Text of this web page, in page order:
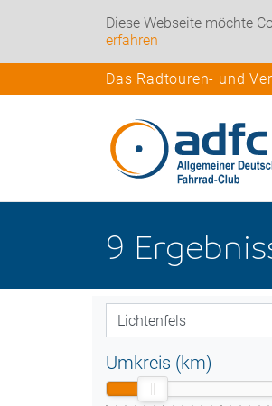
Diese Webseite möchte
erfahren
Das Radtouren- und
9
Umkreis (km)